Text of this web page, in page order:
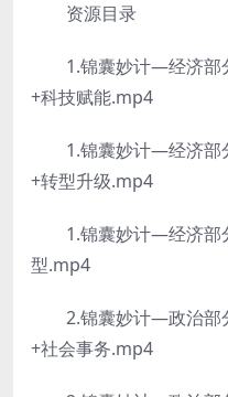
资源目录
1.锦囊妙计—经济部
+科技赋能.mp4
1.锦囊妙计—经济部
+转型升级.mp4
1.锦囊妙计—经济部
型.mp4
2.锦囊妙计—政治部
+社会事务.mp4